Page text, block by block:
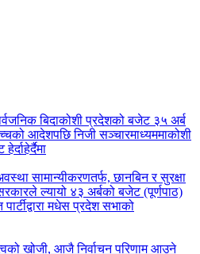
बिदाकोशी प्रदेशको बजेट ३५ अर्ब
कोशी
सामान्यीकरणतर्फ, छानबिन र सुरक्षा
ल्यायो ४३ अर्बको बजेट (पूर्णपाठ)
मधेस प्रदेश सभाको
खोजी, आजै निर्वाचन परिणाम आउने